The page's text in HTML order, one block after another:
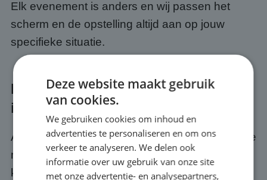
Elk evenement is anders en wij passen het
scherm en de opstelling altijd aan op jouw
specifieke situatie.
Kwaliteit en service bij jouw event
in Aagtekerke
Als je een scherm huurt bij ABC Scherm, huur je
meer dan alleen hardware. Je krijgt er een
kwaliteits- en servicegarantie bij. Wij zorgen
Deze website maakt gebruik
van cookies.
We gebruiken cookies om inhoud en
advertenties te personaliseren en om ons
verkeer te analyseren. We delen ook
informatie over uw gebruik van onze site
met onze advertentie- en analysepartners,